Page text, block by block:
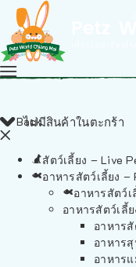
ไม่มีสินค้าในตะกร้า
Back
สัตว์เลี้ยง – Live
อาหารสัตว์เลี้ยง –
อาหารสัตว์เ
อาหารสัตว์เลี้
อาหาร
อาหาร
อาหาร